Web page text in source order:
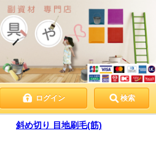
ログイン 検索
斜め切り 目地刷毛(筋)